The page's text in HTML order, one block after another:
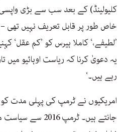
کلیولینڈ) کے بعد سب سے بڑی
خاص طور پر قابل تعریف نہیں تھی
’لطیفے،‘ کاملا ہیرس کو ’کم عقل‘
یہ دعویٰ کرنا کہ ریاست اوہائیو میں
رہے ہیں۔‘
امریکیوں نے ٹرمپ کی پہلی مدت
جانتے ہیں۔ ٹرمپ